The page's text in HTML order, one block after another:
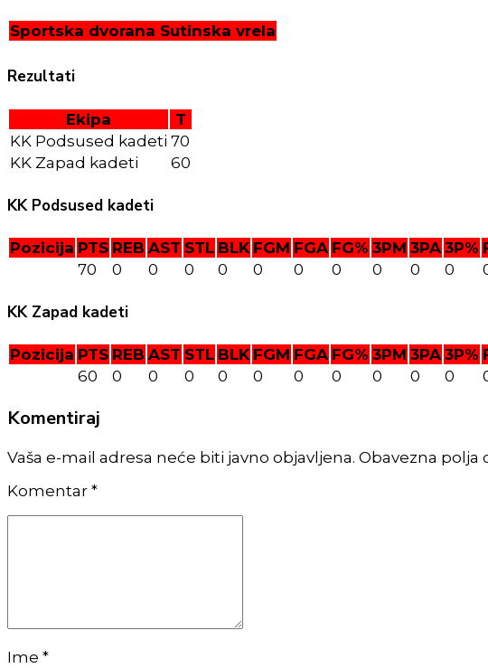
Sportska dvorana Sutinska vrela
Rezultati
Ekipa
T
KK Podsused kadeti 70
KK Zapad kadeti
60
KK Podsused kadeti
Pozicija PTS REB AST STL BLK FGM FGA FG% 3PM 3PA 3P%
70
0 0 0 0 0 0 0 0 0 0
KK Zapad kadeti
Pozicija PTS REB AST STL BLK FGM FGA FG% 3PM 3PA 3P%
60
0 0 0 0 0 0 0 0 0 0
Komentiraj
Vaša e-mail adresa neće biti javno objavljena. Obavezna polja
Komentar *
Ime *